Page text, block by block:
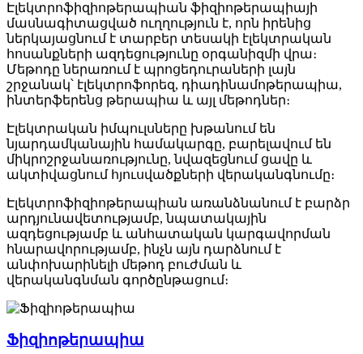
Էլեկտրոֆիզիոթերապիան ֆիզիոթերապիայի
մասնագիտացված ուղղություն է, որն իրենից
ներկայացնում է տարբեր տեսակի էլեկտրական
հոսանքների ազդեցությունը օրգանիզմի վրա։
Մեթոդը ներառում է պրոցեդուրաների լայն
շրջանակ՝ էլեկտրոֆորեզ, դիադինամոթերապիա,
ինտերֆերենց թերապիա և այլ մեթոդներ։
Էլեկտրական իմպուլսները խթանում են
նյարդամկանային համակարգը, բարելավում են
միկրոշրջանառությունը, նվազեցնում ցավը և
ակտիվացնում հյուսվածքների վերականգնումը։
Էլեկտրոֆիզիոթերապիան առանձնանում է բարձր
արդյունավետությամբ, նպատակային
ազդեցությամբ և անհատական կարգավորման
հնարավորությամբ, ինչն այն դարձնում է
անփոխարինելի մեթոդ բուժման և
վերականգնման գործընթացում։
Ֆիզիոթերապիա